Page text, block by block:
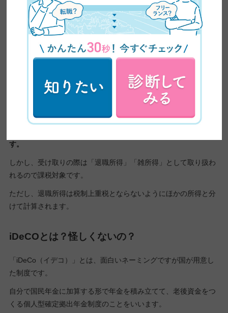
ただし、個人事業主から会社員に戻る場合に、解約ではなく廃業
にすれば該当しません。
また、月々の掛金が負担という理由であれば、掛金を月額1000円
まで下げて解約を回避するということもできます。
節税ができるということで積み立てを始める人もいると思いま
す。
しかし、受け取りの際は「退職所得」「雑所得」として取り扱わ
れるので課税対象です。
ただし、退職所得は税制上重税とならないようにほかの所得と分
けて計算されます。
iDeCOとは？怪しくないの？
「iDeCo（イデコ）」とは、面白いネーミングですが国が用意し
た制度です。
自分で国民年金に加算する形で年金を積み立てて、老後資金をつ
くる個人型確定拠出年金制度のことをいいます。